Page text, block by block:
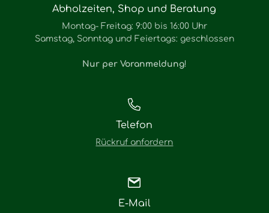
Abholzeiten, Shop und Beratung
Montag- Freitag: 9:00 bis 16:00 Uhr
Samstag, Sonntag und Feiertags: geschlossen
Nur per Voranmeldung!
Telefon
Rückruf anfordern
E-Mail